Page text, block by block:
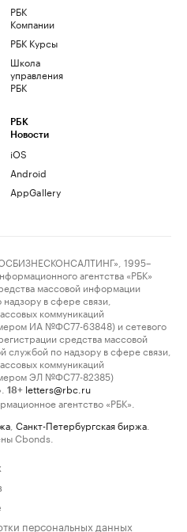
РБК
Компании
РБК Курсы
Школа
управления
РБК
РБК
Новости
iOS
Android
AppGallery
1995–
агентства «РБК»
массовой информации
в сфере связи,
коммуникаций
ИА №ФС77-63848) и сетевого
средства массовой
по надзору в сфере связи,
коммуникаций
ЭЛ №ФС77-82385)
18+ letters@rbc.ru
агентство «РБК».
Санкт-Петербургская биржа
Cbonds.
персональных данных